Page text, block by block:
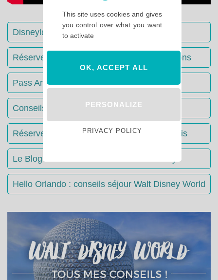
Disneyland Paris : Le guide complet
Réserver votre séjour : toutes les informations
Pass Annuels Disney : informations
Conseils & Astuces Disneyland Paris
Réserver votre restaurant à Disneyland Paris
Le Blog du Stream : tout savoir sur Disney+
Hello Orlando : conseils séjour Walt Disney World
This site uses cookies and gives
you control over what you want
to activate
OK, ACCEPT ALL
PERSONALIZE
PRIVACY POLICY